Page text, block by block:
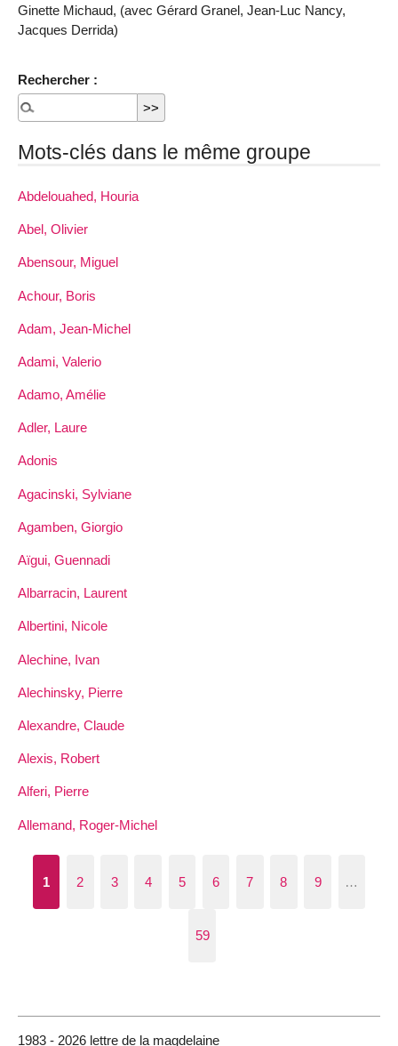
Ginette Michaud, (avec Gérard Granel, Jean-Luc Nancy,
Jacques Derrida)
Rechercher :
Mots-clés dans le même groupe
Abdelouahed, Houria
Abel, Olivier
Abensour, Miguel
Achour, Boris
Adam, Jean-Michel
Adami, Valerio
Adamo, Amélie
Adler, Laure
Adonis
Agacinski, Sylviane
Agamben, Giorgio
Aïgui, Guennadi
Albarracin, Laurent
Albertini, Nicole
Alechine, Ivan
Alechinsky, Pierre
Alexandre, Claude
Alexis, Robert
Alferi, Pierre
Allemand, Roger-Michel
1 2 3 4 5 6 7 8 9 …
59
1983 - 2026 lettre de la magdelaine